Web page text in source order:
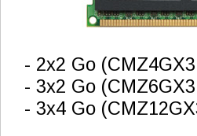
- 2x2 Go
- 3x2 Go
- 3x4 Go